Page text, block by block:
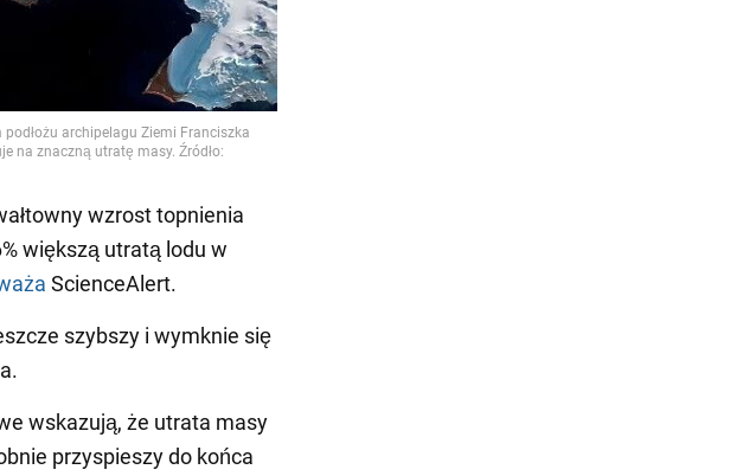
wzrost topnienia
większą utratą lodu w
ScienceAlert.
szybszy i wymknie się
wskazują, że utrata masy
przyspieszy do końca